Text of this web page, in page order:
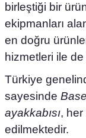
birleştiği bir
ekipmanları
en doğru
hizmetleri ile de
Türkiye
sayesinde
ayakkabısı,
edilmektedir.